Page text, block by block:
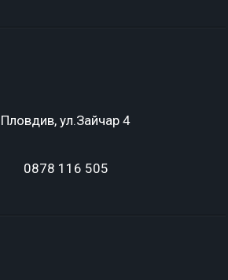
Пловдив, ул.Зайчар 4
0878 116 505